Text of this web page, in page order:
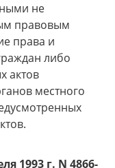
не
правовым
права и
либо
актов
местного
1993 г. N 4866-